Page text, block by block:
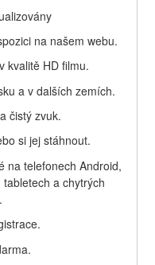
na našem webu.
kvalitě HD filmu.
a v dalších zemích.
čistý zvuk.
si jej stáhnout.
na telefonech Android,
a chytrých